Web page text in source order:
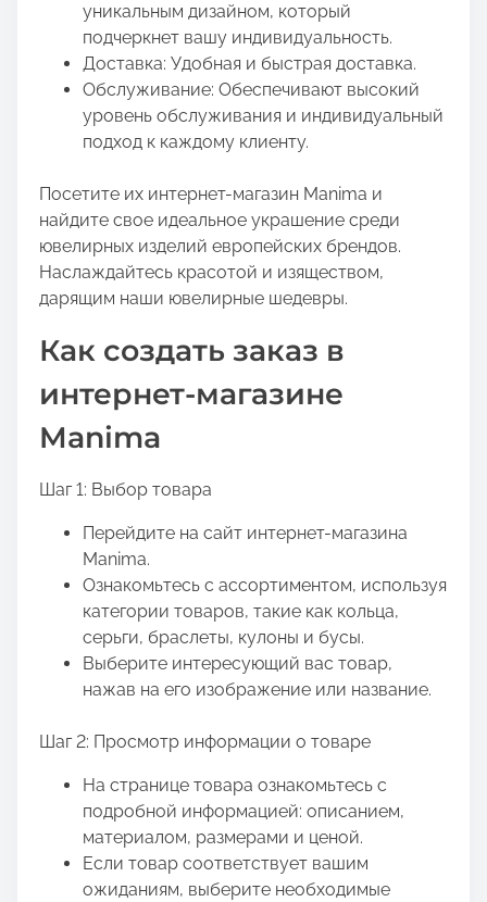
уникальным дизайном, который
подчеркнет вашу индивидуальность.
Доставка: Удобная и быстрая доставка.
Обслуживание: Обеспечивают высокий
уровень обслуживания и индивидуальный
подход к каждому клиенту.
Посетите их интернет-магазин Manima и
найдите свое идеальное украшение среди
ювелирных изделий европейских брендов.
Наслаждайтесь красотой и изяществом,
дарящим наши ювелирные шедевры.
Как создать заказ в
интернет-магазине
Manima
Шаг 1: Выбор товара
Перейдите на сайт интернет-магазина
Manima.
Ознакомьтесь с ассортиментом, используя
категории товаров, такие как кольца,
серьги, браслеты, кулоны и бусы.
Выберите интересующий вас товар,
нажав на его изображение или название.
Шаг 2: Просмотр информации о товаре
На странице товара ознакомьтесь с
подробной информацией: описанием,
материалом, размерами и ценой.
Если товар соответствует вашим
ожиданиям, выберите необходимые